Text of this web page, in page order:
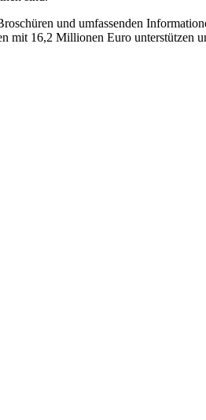
und umfassenden
mit 16,2 Millionen Euro unterstützen